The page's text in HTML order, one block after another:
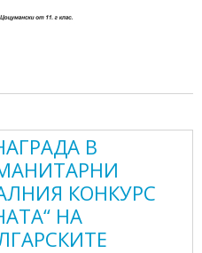
В
КОНКУРС
НА